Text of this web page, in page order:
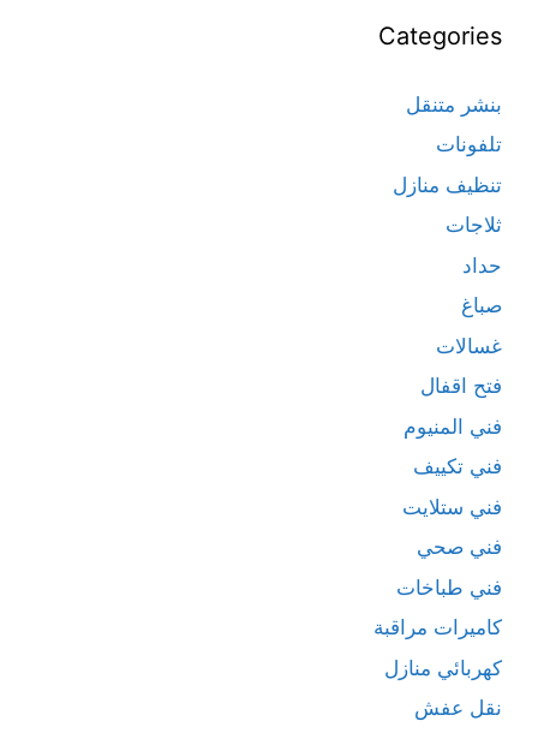
Categories
بنشر متنقل
تلفونات
تنظيف منازل
ثلاجات
حداد
صباغ
غسالات
فتح اقفال
فني المنيوم
فني تكييف
فني ستلايت
فني صحي
فني طباخات
كاميرات مراقبة
كهربائي منازل
نقل عفش